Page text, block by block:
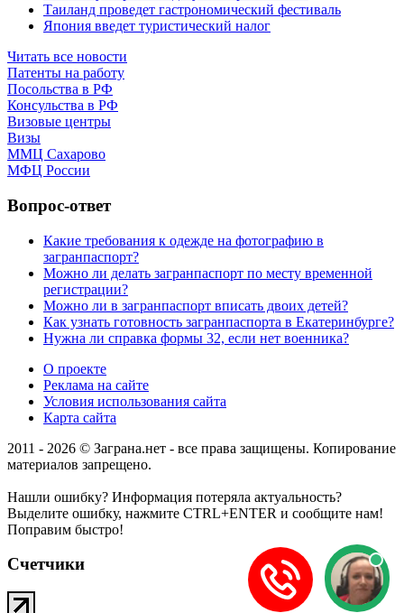
Таиланд проведет гастрономический фестиваль
Япония введет туристический налог
Читать все новости
Патенты на работу
Посольства в РФ
Консульства в РФ
Визовые центры
Визы
ММЦ Сахарово
МФЦ России
Вопрос-ответ
Какие требования к одежде на фотографию в
загранпаспорт?
Можно ли делать загранпаспорт по месту временной
регистрации?
Можно ли в загранпаспорт вписать двоих детей?
Как узнать готовность загранпаспорта в Екатеринбурге?
Нужна ли справка формы 32, если нет военника?
О проекте
Реклама на сайте
Условия использования сайта
Карта сайта
2011 - 2026 © Заграна.нет - все права защищены. Копирование
материалов запрещено.
Нашли ошибку? Информация потеряла актуальность?
Выделите ошибку, нажмите CTRL+ENTER и сообщите нам!
Поправим быстро!
Счетчики